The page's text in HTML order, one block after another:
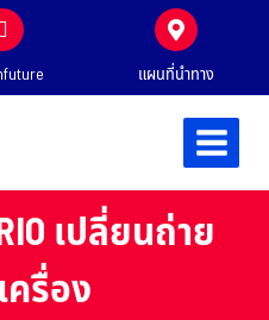
แผนที่นำทาง
เปลี่ยนถ่าย
ครื่อง